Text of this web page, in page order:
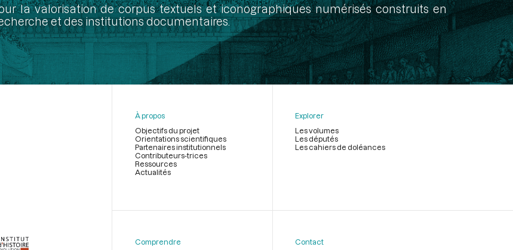
la valorisation de corpus textuels et iconographiques numérisés construits en
et des institutions documentaires.
À propos
Objectifs du projet
Orientations scientifiques
Partenaires institutionnels
Contributeurs-trices
Ressources
Actualités
Explorer
Les volumes
Les députés
Les cahiers de doléances
Comprendre Contact